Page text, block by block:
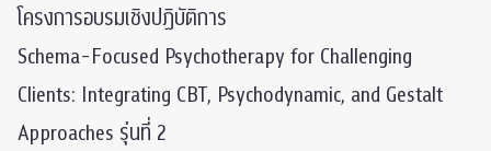
โครงการอบรมเชิงปฏิบัติการ
Schema-Focused Psychotherapy for Challenging
Clients: Integrating CBT, Psychodynamic, and Gestalt
Approaches รุ่นที่ 2